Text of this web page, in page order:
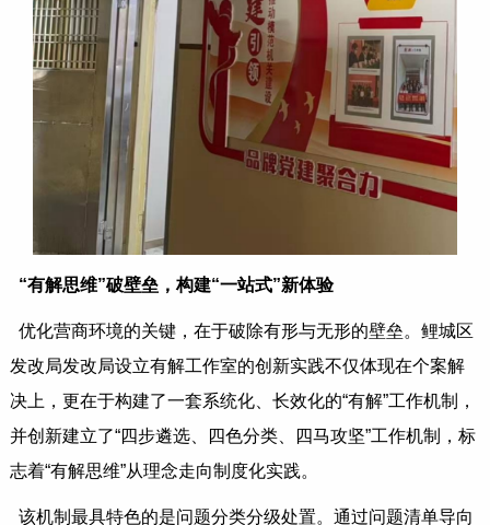
“有解思维”破壁垒，构建“一站式”新体验
优化营商环境的关键，在于破除有形与无形的壁垒。鲤城区
发改局发改局设立有解工作室的创新实践不仅体现在个案解
决上，更在于构建了一套系统化、长效化的“有解”工作机制，
并创新建立了“四步遴选、四色分类、四马攻坚”工作机制，标
志着“有解思维”从理念走向制度化实践。
该机制最具特色的是问题分类分级处置。通过问题清单导向